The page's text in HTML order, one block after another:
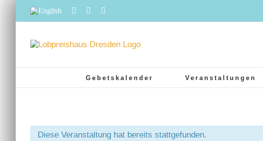
springen
English FacebookInstagram
Gebetskalender Veranstaltungen
Diese Veranstaltung hat bereits stattgefunden.
Israel für uns heute (aus